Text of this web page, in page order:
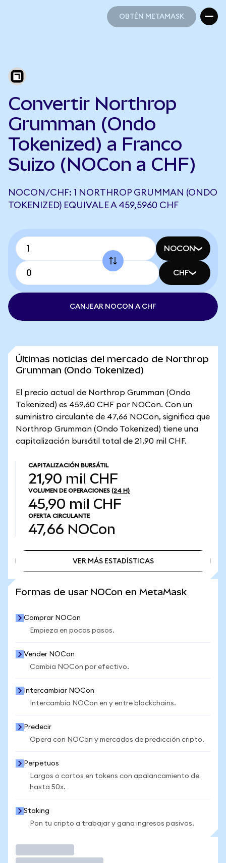
OBTÉN METAMASK
Convertir Northrop
Grumman (Ondo
Tokenized) a Franco
Suizo (NOCon a CHF)
NOCON/CHF: 1 NORTHROP GRUMMAN (ONDO
TOKENIZED) EQUIVALE A 459,5960 CHF
NOCON
CHF
CANJEAR NOCON A CHF
Últimas noticias del mercado de Northrop
Grumman (Ondo Tokenized)
El precio actual de Northrop Grumman (Ondo
Tokenized) es 459,60 CHF por NOCon. Con un
suministro circulante de 47,66 NOCon, significa que
Northrop Grumman (Ondo Tokenized) tiene una
capitalización bursátil total de 21,90 mil CHF.
CAPITALIZACIÓN BURSÁTIL
21,90 mil CHF
VOLUMEN DE OPERACIONES (24 H)
45,90 mil CHF
OFERTA CIRCULANTE
47,66 NOCon
VER MÁS ESTADÍSTICAS
Formas de usar NOCon en MetaMask
Comprar NOCon
Empieza en pocos pasos.
Vender NOCon
Cambia NOCon por efectivo.
Intercambiar NOCon
Intercambia NOCon en y entre blockchains.
Predecir
Opera con NOCon y mercados de predicción cripto.
Perpetuos
Largos o cortos en tokens con apalancamiento de
hasta 50x.
Staking
Pon tu cripto a trabajar y gana ingresos pasivos.